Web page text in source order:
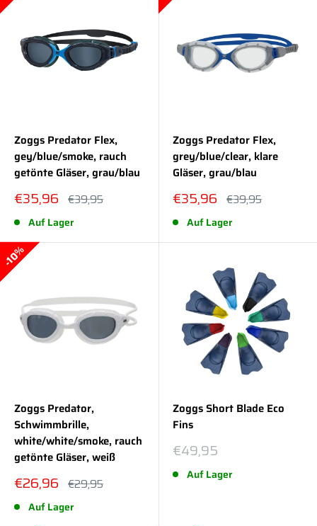
Zoggs Predator Flex,
gey/blue/smoke, rauch
getönte Gläser, grau/blau
Sonderpreis
€35,96 Normalpreis
€39,95
Auf Lager
Zoggs Predator Flex,
grey/blue/clear, klare
Gläser, grau/blau
Sonderpreis
€35,96 Normalpreis
€39,95
Auf Lager
10%
Zoggs Predator,
Schwimmbrille,
white/white/smoke, rauch
getönte Gläser, weiß
Sonderpreis
€26,96 Normalpreis
€29,95
Auf Lager
Zoggs Short Blade Eco
Fins
Sonderpreis
€49,95
Auf Lager